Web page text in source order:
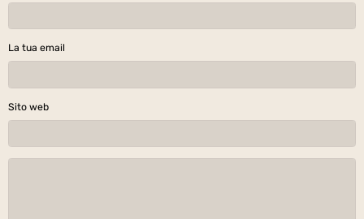
La tua email
Sito web